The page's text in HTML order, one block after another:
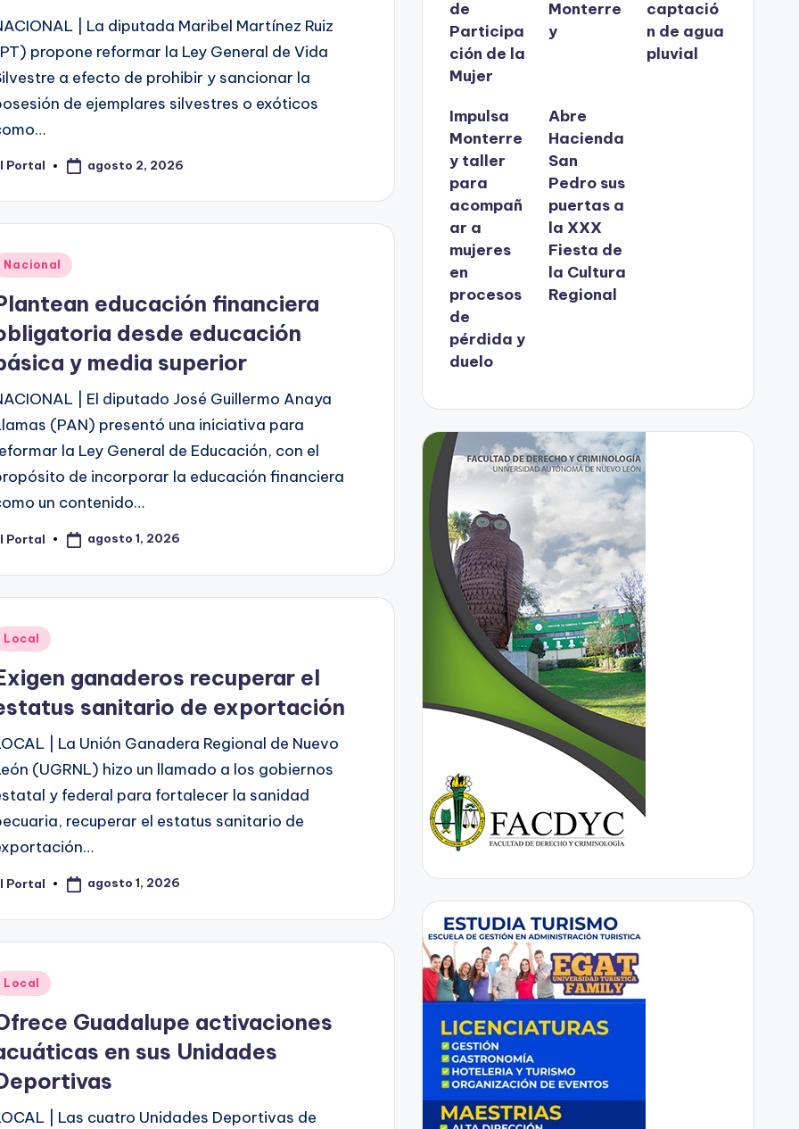
| La diputada Maribel Martínez Ruiz
propone reformar la Ley General de Vida
a efecto de prohibir y sancionar la
de ejemplares silvestres o exóticos
Portal agosto 2, 2026
Nacional
educación financiera
desde educación
y media superior
| El diputado José Guillermo Anaya
(PAN) presentó una iniciativa para
la Ley General de Educación, con el
de incorporar la educación financiera
un contenido…
Portal agosto 1, 2026
Local
ganaderos recuperar el
sanitario de exportación
| La Unión Ganadera Regional de Nuevo
(UGRNL) hizo un llamado a los gobiernos
y federal para fortalecer la sanidad
recuperar el estatus sanitario de
Portal agosto 1, 2026
Local
Guadalupe activaciones
en sus Unidades
| Las cuatro Unidades Deportivas de
de
Participa
ción de la
Mujer
Monterre
y
captació
n de agua
pluvial
Impulsa
Monterre
y taller
para
acompañ
ar a
mujeres
en
procesos
de
pérdida y
duelo
Abre
Hacienda
San
Pedro sus
puertas a
la XXX
Fiesta de
la Cultura
Regional